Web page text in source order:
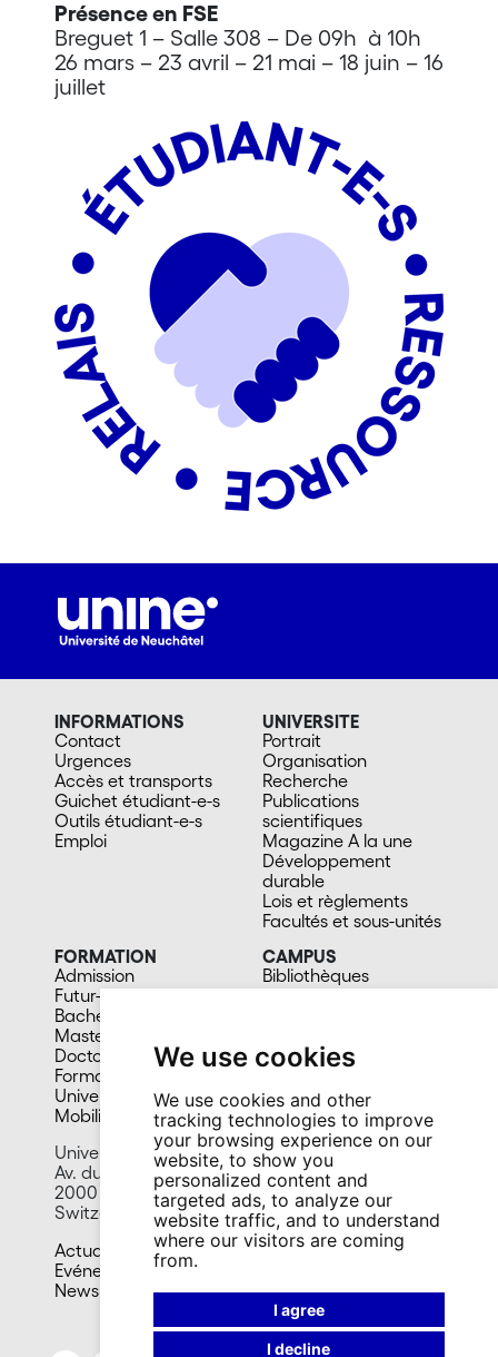
We use cookies
We use cookies and other
tracking technologies to improve
your browsing experience on our
website, to show you
personalized content and
targeted ads, to analyze our
website traffic, and to understand
where our visitors are coming
from.
I agree
I decline
Présence en FSE
Breguet 1 – Salle 308 – De 09h à 10h
26 mars – 23 avril – 21 mai – 18 juin – 16
juillet
INFORMATIONS
Contact
Urgences
Accès et transports
Guichet étudiant-e-s
Outils étudiant-e-s
Emploi
UNIVERSITE
Portrait
Organisation
Recherche
Publications
scientifiques
Magazine A la une
Développement
durable
Lois et règlements
Facultés et sous-unités
FORMATION
Admission
Futur-e étudiant-e
Bachelors
Masters
Doctorat
Formation continue
Université du 3e âge
Mobilité
CAMPUS
Bibliothèques
Culture et vie sociale
Cafétérias
University of Neuchâtel
Av. du 1er-Mars 26
2000 Neuchâtel
Switzerland
Actualité
Evénements
Newsletter